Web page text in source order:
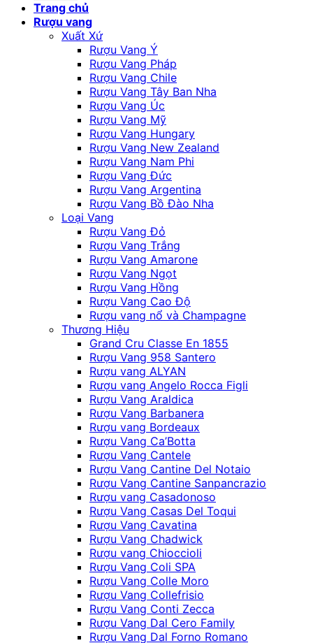
Trang chủ
Rượu vang
Xuất Xứ
Rượu Vang Ý
Rượu Vang Pháp
Rượu Vang Chile
Rượu Vang Tây Ban Nha
Rượu Vang Úc
Rượu Vang Mỹ
Rượu Vang Hungary
Rượu Vang New Zealand
Rượu Vang Nam Phi
Rượu Vang Đức
Rượu Vang Argentina
Rượu Vang Bồ Đào Nha
Loại Vang
Rượu Vang Đỏ
Rượu Vang Trắng
Rượu Vang Amarone
Rượu Vang Ngọt
Rượu Vang Hồng
Rượu Vang Cao Độ
Rượu vang nổ và Champagne
Thương Hiệu
Grand Cru Classe En 1855
Rượu Vang 958 Santero
Rượu vang ALYAN
Rượu vang Angelo Rocca Figli
Rượu Vang Araldica
Rượu Vang Barbanera
Rượu vang Bordeaux
Rượu Vang Ca’Botta
Rượu Vang Cantele
Rượu Vang Cantine Del Notaio
Rượu Vang Cantine Sanpancrazio
Rượu vang Casadonoso
Rượu Vang Casas Del Toqui
Rượu Vang Cavatina
Rượu Vang Chadwick
Rượu vang Chioccioli
Rượu Vang Coli SPA
Rượu Vang Colle Moro
Rượu Vang Collefrisio
Rượu Vang Conti Zecca
Rượu Vang Dal Cero Family
Rượu Vang Dal Forno Romano